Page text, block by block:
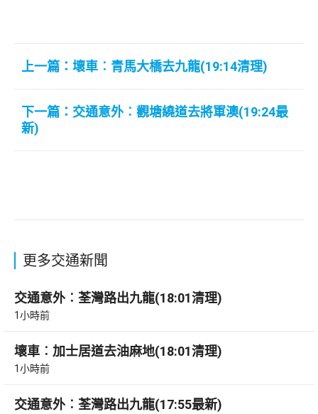
上一篇：壞車︰青馬大橋去九龍(19:14清理)
下一篇：交通意外︰觀塘繞道去將軍澳(19:24最
新)
更多交通新聞
交通意外︰荃灣路出九龍(18:01清理)
1小時前
壞車︰加士居道去油麻地(18:01清理)
1小時前
交通意外︰荃灣路出九龍(17:55最新)